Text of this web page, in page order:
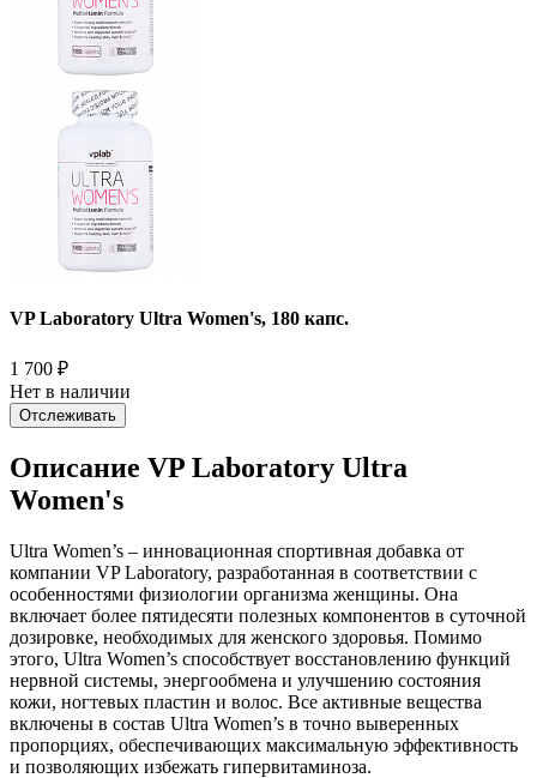
VP Laboratory Ultra Women's, 180 капс.
1 700 ₽
Нет в наличии
Отслеживать
Описание VP Laboratory Ultra
Women's
Ultra Women’s – инновационная спортивная добавка от
компании VP Laboratory, разработанная в соответствии с
особенностями физиологии организма женщины. Она
включает более пятидесяти полезных компонентов в суточной
дозировке, необходимых для женского здоровья. Помимо
этого, Ultra Women’s способствует восстановлению функций
нервной системы, энергообмена и улучшению состояния
кожи, ногтевых пластин и волос. Все активные вещества
включены в состав Ultra Women’s в точно выверенных
пропорциях, обеспечивающих максимальную эффективность
и позволяющих избежать гипервитаминоза.